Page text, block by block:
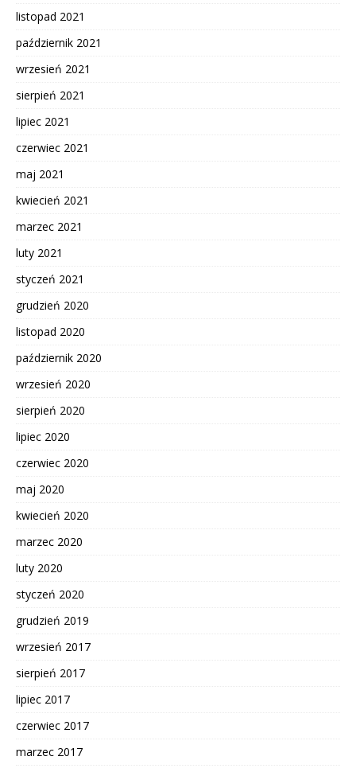
listopad 2021
październik 2021
wrzesień 2021
sierpień 2021
lipiec 2021
czerwiec 2021
maj 2021
kwiecień 2021
marzec 2021
luty 2021
styczeń 2021
grudzień 2020
listopad 2020
październik 2020
wrzesień 2020
sierpień 2020
lipiec 2020
czerwiec 2020
maj 2020
kwiecień 2020
marzec 2020
luty 2020
styczeń 2020
grudzień 2019
wrzesień 2017
sierpień 2017
lipiec 2017
czerwiec 2017
marzec 2017